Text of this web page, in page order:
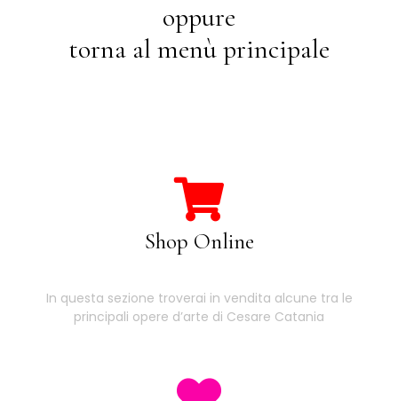
oppure
torna al menù principale
Shop Online
In questa sezione troverai in vendita alcune tra le
principali opere d’arte di Cesare Catania